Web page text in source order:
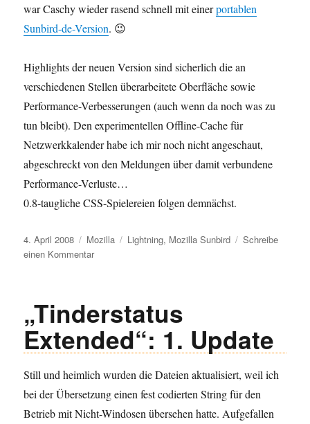
war Caschy wieder rasend schnell mit einerportablen
Sunbird-de-Version. 😉
Highlights der neuen Version sind sicherlich die an
verschiedenen Stellen überarbeitete Oberfläche sowie
Performance-Verbesserungen (auch wenn da noch was zu
tun bleibt). Den experimentellen Offline-Cache für
Netzwerkkalender habe ich mir noch nicht angeschaut,
abgeschreckt von den Meldungen über damit verbundene
Performance-Verluste…
0.8-taugliche CSS-Spielereien folgen demnächst.
Veröffentlicht
am
4. April 2008 Kategorien
Mozilla Schlagwörter
Lightning, Mozilla Sunbird
Schreibe
einen Kommentarzu
Lightning
0.8
veröffentlicht
„Tinderstatus
Extended“: 1. Update
Still und heimlich wurden die Dateien aktualisiert, weil ich
bei der Übersetzung einen fest codierten String für den
Betrieb mit Nicht-Windosen übersehen hatte. Aufgefallen